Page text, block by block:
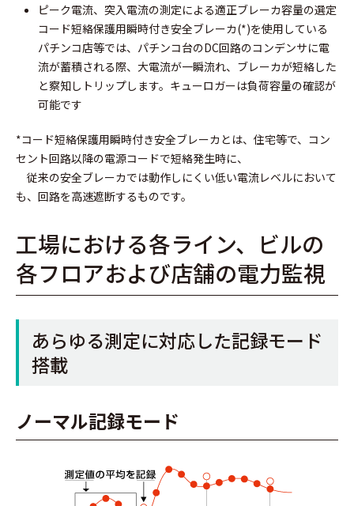
ピーク電流、突入電流の測定による適正ブレーカ容量の選定
コード短絡保護用瞬時付き安全ブレーカ(*)を使用している
パチンコ店等では、パチンコ台のDC回路のコンデンサに電
流が蓄積される際、大電流が一瞬流れ、ブレーカが短絡した
と察知しトリップします。キューロガーは負荷容量の確認が
可能です
*コード短絡保護用瞬時付き安全ブレーカとは、住宅等で、コン
セント回路以降の電源コードで短絡発生時に、
従来の安全ブレーカでは動作しにくい低い電流レベルにおいて
も、回路を高速遮断するものです。
工場における各ライン、ビルの
各フロアおよび店舗の電力監視
あらゆる測定に対応した記録モード
搭載
ノーマル記録モード